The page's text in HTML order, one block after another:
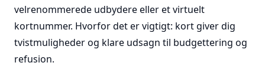
velrenommerede udbydere eller et virtuelt
kortnummer. Hvorfor det er vigtigt: kort giver dig
tvistmuligheder og klare udsagn til budgettering og
refusion.